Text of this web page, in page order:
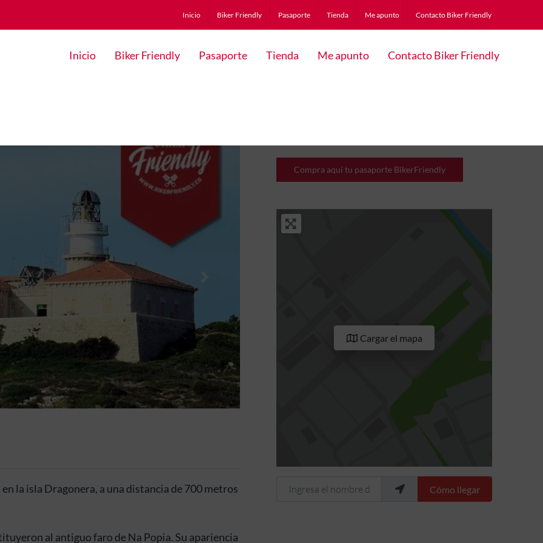
Inicio Biker Friendly Pasaporte Tienda Me apunto Contacto Biker Friendly
Inicio Biker Friendly Pasaporte Tienda Me apunto Contacto Biker Friendly
la isla Dragonera, a una distancia de 700 metros
al antiguo faro de Na Popia. Su apariencia
Compra aquí tu pasaporte BikerFriendly
Cargar el mapa
Ingresa el nombre de tu ubicaciónCómo llegar